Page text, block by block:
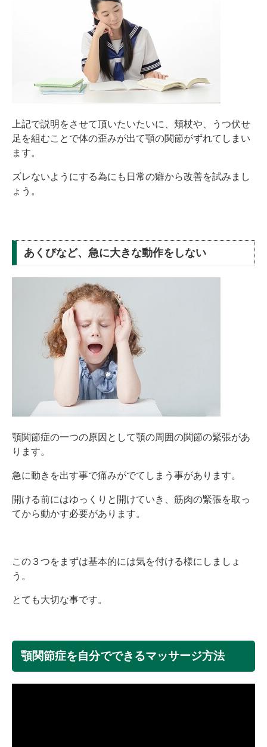
上記で説明をさせて頂いたいたいに、頬杖や、うつ伏せ
足を組むことで体の歪みが出て顎の関節がずれてしまい
ます。
ズレないようにする為にも日常の癖から改善を試みまし
ょう。
あくびなど、急に大きな動作をしない
顎関節症の一つの原因として顎の周囲の関節の緊張があ
ります。
急に動きを出す事で痛みがでてしまう事があります。
開ける前にはゆっくりと開けていき、筋肉の緊張を取っ
てから動かす必要があります。
この３つをまずは基本的には気を付ける様にしましょ
う。
とても大切な事です。
顎関節症を自分でできるマッサージ方法